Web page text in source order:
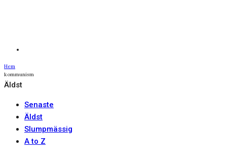
Hem
kommunism
Äldst
Senaste
Äldst
Slumpmässig
A to Z